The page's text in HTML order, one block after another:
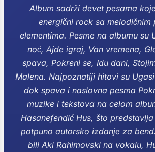
Album sadrži devet pesama
energični rock sa melodičnim
elementima. Pesme na albumu su
noć, Ajde igraj, Van vremena,
spava, Pokreni se, Idu dani,
Malena. Najpoznatiji hitovi su
dok spava i naslovna pesma
muzike i tekstova na celom
Hasanefendić Hus, što
potpuno autorsko izdanje za
bili Aki Rahimovski na vokalu,